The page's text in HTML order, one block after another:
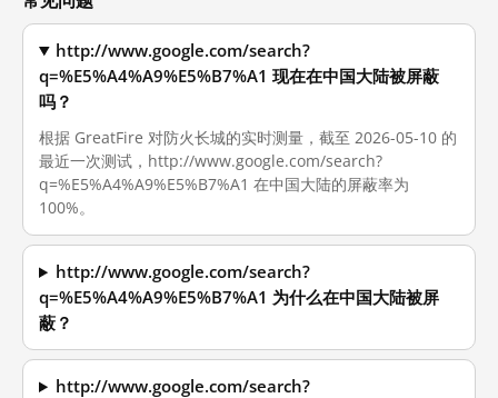
http://www.google.com/search?
q=%E5%A4%A9%E5%B7%A1 现在在中国大陆被屏蔽
吗？
根据 GreatFire 对防火长城的实时测量，截至 2026-05-10 的
最近一次测试，http://www.google.com/search?
q=%E5%A4%A9%E5%B7%A1 在中国大陆的屏蔽率为
100%。
http://www.google.com/search?
q=%E5%A4%A9%E5%B7%A1 为什么在中国大陆被屏
蔽？
http://www.google.com/search?